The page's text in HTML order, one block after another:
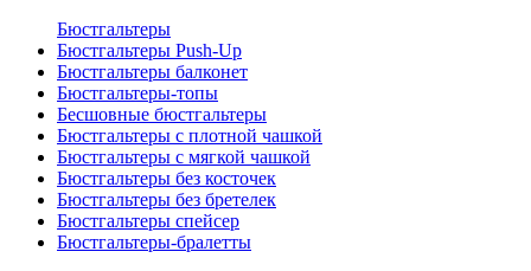
Бюстгальтеры
Бюстгальтеры Push-Up
Бюстгальтеры балконет
Бюстгальтеры-топы
Бесшовные бюстгальтеры
Бюстгальтеры с плотной чашкой
Бюстгальтеры с мягкой чашкой
Бюстгальтеры без косточек
Бюстгальтеры без бретелек
Бюстгальтеры спейсер
Бюстгальтеры-бралетты